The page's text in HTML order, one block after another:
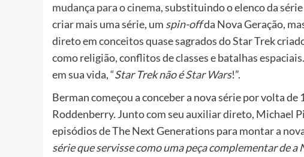
mudança para o cinema, substituindo o elenco da
criar mais uma série, um spin-offda Nova Geração,
direto em conceitos quase sagrados do Star Trek
como religião, conflitos de classes e batalhas
em sua vida, “Star Trek não éStar Wars!”.
Berman começou a conceber a nova série por volta
Roddenberry. Junto com seu auxiliar direto, Michael
episódios de The Next Generations para montar a
série que servisse como uma peça complementar de a